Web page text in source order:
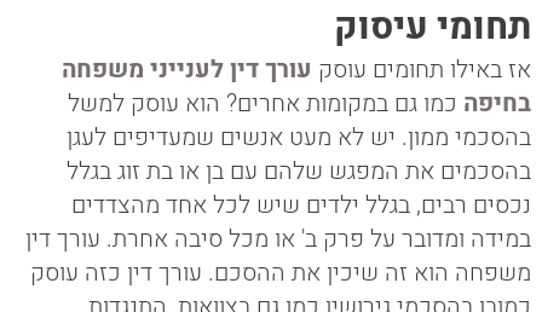
תחומי עיסוק
אז באילו תחומים עוסק עורך דין לענייני משפחה
בחיפה כמו גם במקומות אחרים? הוא עוסק למשל
בהסכמי ממון. יש לא מעט אנשים שמעדיפים לעגן
בהסכמים את המפגש שלהם עם בן או בת זוג בגלל
נכסים רבים, בגלל ילדים שיש לכל אחד מהצדדים
במידה ומדובר על פרק ב' או מכל סיבה אחרת. עורך דין
משפחה הוא זה שיכין את ההסכם. עורך דין כזה עוסק